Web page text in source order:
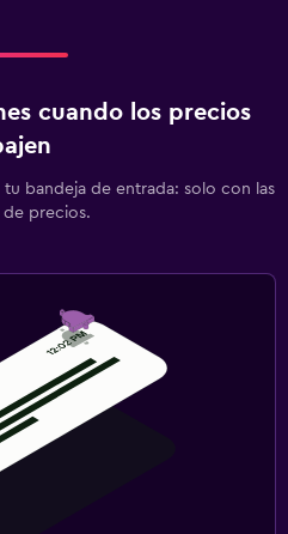
cuando los precios
bandeja de entrada: solo con las
de precios.